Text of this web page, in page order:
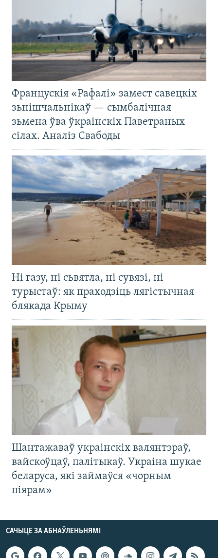
Францускія «Рафалі» замест савецкіх
зьнішчальнікаў — сымбалічная
зьмена ўва ўкраінскіх Паветраных
сілах. Аналіз Свабоды
Ні газу, ні сьвятла, ні сувязі, ні
турыстаў: як праходзіць лягістычная
блякада Крыму
Шантажаваў украінскіх валянтэраў,
вайскоўцаў, палітыкаў. Украіна шукае
беларуса, які займаўся «чорным
піярам»
САЧЫЦЕ ЗА АБНАЎЛЕНЬНЯМІ